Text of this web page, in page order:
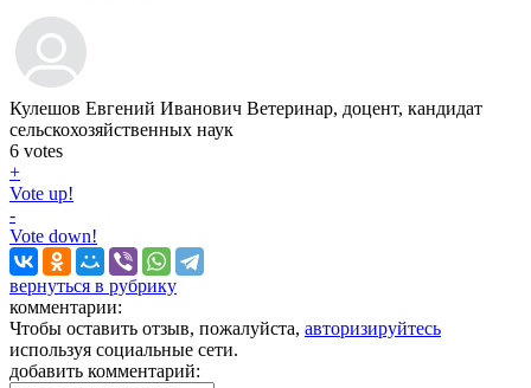
Кулешов Евгений Иванович Ветеринар, доцент, кандидат
сельскохозяйственных наук
6 votes
+
Vote up!
-
Vote down!
вернуться в рубрику
комментарии:
Чтобы оставить отзыв, пожалуйста, авторизируйтесь
используя социальные сети.
добавить комментарий: